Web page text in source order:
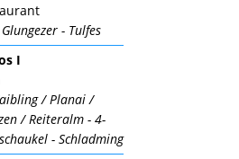
- Tulfes
I
/ Planai /
/ Reiteralm - 4-
- Schladming